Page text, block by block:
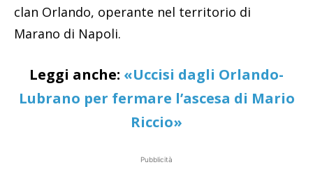
clan Orlando, operante nel territorio di
Marano di Napoli.
Leggi anche: «Uccisi dagli Orlando-
Lubrano per fermare l’ascesa di Mario
Riccio»
Pubblicità